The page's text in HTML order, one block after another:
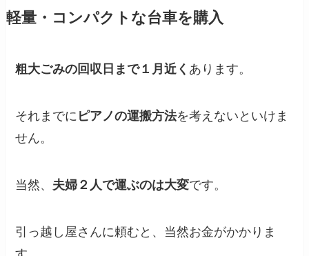
軽量・コンパクトな台車を購入
粗大ごみの回収日まで１月近く あります。
それまでに ピアノの運搬方法を考えないといけま
せん。
当然、 夫婦２人で運ぶのは大変です。
引っ越し屋さんに頼むと、当然お金がかかりま